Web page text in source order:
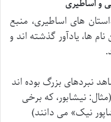
و اساطیری
های اساطیری، منبع
ها، یادآور گذشته اند و
نبردهای بزرگ بوده اند
نیشابور، که برخی
نیک» می دانند)